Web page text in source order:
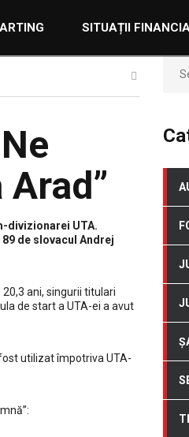
SITUAȚII
divizionarei UTA.
de slovacul Andrej
ani, singurii titulari
de start a UTA-ei a avut
utilizat împotriva UTA-